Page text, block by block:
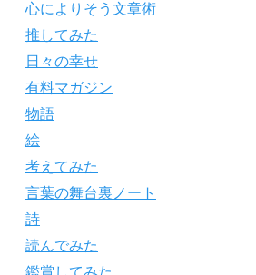
心によりそう文章術
推してみた
日々の幸せ
有料マガジン
物語
絵
考えてみた
言葉の舞台裏ノート
詩
読んでみた